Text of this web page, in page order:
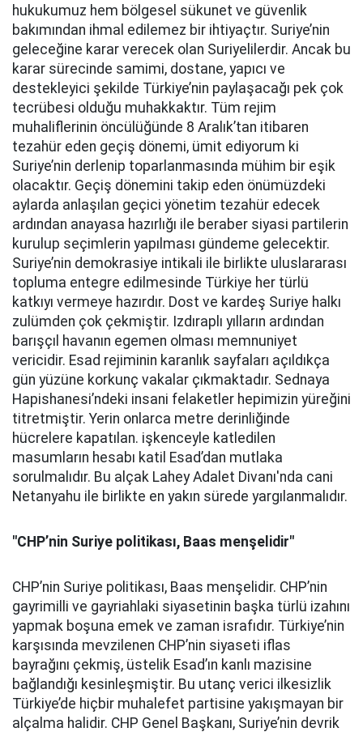
hukukumuz hem bölgesel sükunet ve güvenlik
bakımından ihmal edilemez bir ihtiyaçtır. Suriye’nin
geleceğine karar verecek olan Suriyelilerdir. Ancak bu
karar sürecinde samimi, dostane, yapıcı ve
destekleyici şekilde Türkiye’nin paylaşacağı pek çok
tecrübesi olduğu muhakkaktır. Tüm rejim
muhaliflerinin öncülüğünde 8 Aralık’tan itibaren
tezahür eden geçiş dönemi, ümit ediyorum ki
Suriye’nin derlenip toparlanmasında mühim bir eşik
olacaktır. Geçiş dönemini takip eden önümüzdeki
aylarda anlaşılan geçici yönetim tezahür edecek
ardından anayasa hazırlığı ile beraber siyasi partilerin
kurulup seçimlerin yapılması gündeme gelecektir.
Suriye’nin demokrasiye intikali ile birlikte uluslararası
topluma entegre edilmesinde Türkiye her türlü
katkıyı vermeye hazırdır. Dost ve kardeş Suriye halkı
zulümden çok çekmiştir. Izdıraplı yılların ardından
barışçıl havanın egemen olması memnuniyet
vericidir. Esad rejiminin karanlık sayfaları açıldıkça
gün yüzüne korkunç vakalar çıkmaktadır. Sednaya
Hapishanesi’ndeki insani felaketler hepimizin yüreğini
titretmiştir. Yerin onlarca metre derinliğinde
hücrelere kapatılan. işkenceyle katledilen
masumların hesabı katil Esad’dan mutlaka
sorulmalıdır. Bu alçak Lahey Adalet Divanı'nda cani
Netanyahu ile birlikte en yakın sürede yargılanmalıdır.
"CHP’nin Suriye politikası, Baas menşelidir"
CHP’nin Suriye politikası, Baas menşelidir. CHP’nin
gayrimilli ve gayriahlaki siyasetinin başka türlü izahını
yapmak boşuna emek ve zaman israfıdır. Türkiye’nin
karşısında mevzilenen CHP’nin siyaseti iflas
bayrağını çekmiş, üstelik Esad’ın kanlı mazisine
bağlandığı kesinleşmiştir. Bu utanç verici ilkesizlik
Türkiye’de hiçbir muhalefet partisine yakışmayan bir
alçalma halidir. CHP Genel Başkanı, Suriye’nin devrik